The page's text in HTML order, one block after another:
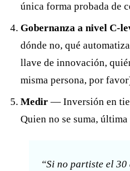
única forma probada de
Gobernanza a nivel C-
dónde no, qué
llave de innovación,
misma persona, por
Medir— Inversión en
Quien no se suma,
“Si no partiste el 30